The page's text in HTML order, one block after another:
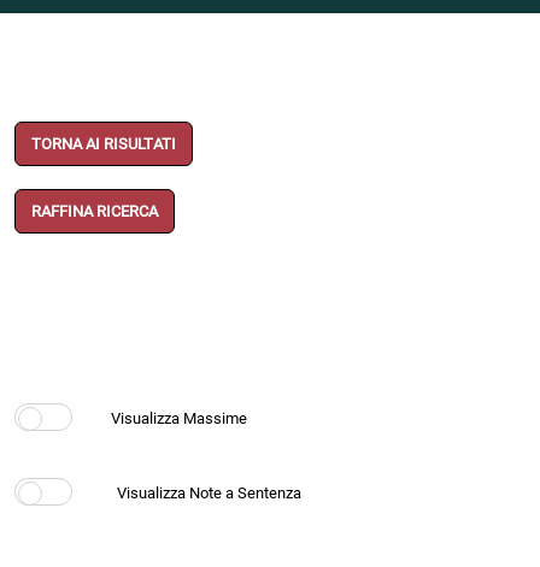
TORNA AI RISULTATI
RAFFINA RICERCA